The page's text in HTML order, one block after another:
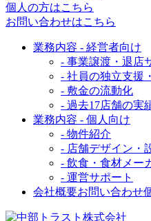
個人の方はこちら
お問い合わせはこちら
業務内容 - 経営者向け
- 事業譲渡・退店
- 社員の独立支援
- 敷金の流動化
- 過去17店舗の実
業務内容 - 個人向け
- 物件紹介
- 店舗デザイン・
- 飲食・食材メー
- 運営サポート
会社概要お問い合わせ